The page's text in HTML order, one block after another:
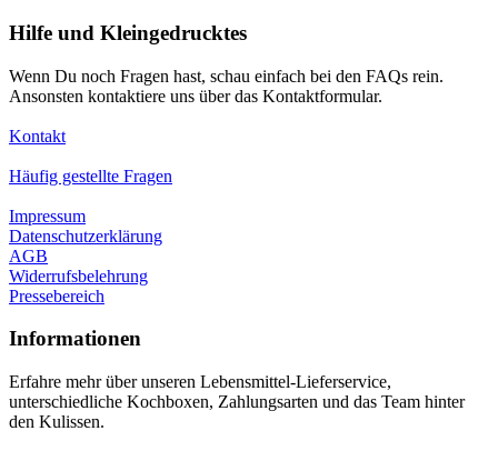
Hilfe und Kleingedrucktes
Wenn Du noch Fragen hast, schau einfach bei den FAQs rein.
Ansonsten kontaktiere uns über das Kontaktformular.
Kontakt
Häufig gestellte Fragen
Impressum
Datenschutzerklärung
AGB
Widerrufsbelehrung
Pressebereich
Informationen
Erfahre mehr über unseren Lebensmittel-Lieferservice,
unterschiedliche Kochboxen, Zahlungsarten und das Team hinter
den Kulissen.